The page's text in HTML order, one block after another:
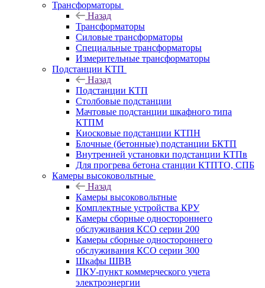
Трансформаторы
Назад
Трансформаторы
Силовые трансформаторы
Специальные трансформаторы
Измерительные трансформаторы
Подстанции КТП
Назад
Подстанции КТП
Столбовые подстанции
Мачтовые подстанции шкафного типа
КТПМ
Киосковые подстанции КТПН
Блочные (бетонные) подстанции БКТП
Внутренней установки подстанции КТПв
Для прогрева бетона станции КТПТО, СПБ
Камеры высоковольтные
Назад
Камеры высоковольтные
Комплектные устройства КРУ
Камеры сборные одностороннего
обслуживания КСО серии 200
Камеры сборные одностороннего
обслуживания КСО серии 300
Шкафы ШВВ
ПКУ-пункт коммерческого учета
электроэнергии